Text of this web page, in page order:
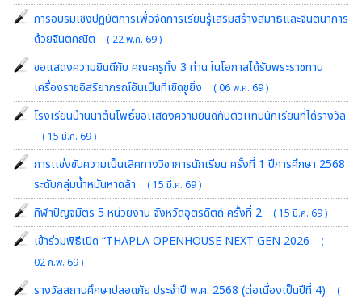
การอบรมเชิงปฏิบัติการเพื่อจัดการเรียนรู้เสริมสร้างสมาธิและจินตนาการ
ด้วยจินตคณิต
( 22 พ.ค. 69 )
ขอแสดงความยินดีกับ คณะครูทั้ง 3 ท่าน ในโอกาสได้รับพระราชทาน
เครื่องราชอิสริยาภรณ์อันเป็นที่เชิดชูยิ่ง
( 06 พ.ค. 69 )
โรงเรียนบ้านนาต้นโพธิ์ขอเเสดงความยินดีกับตัวเเทนนักเรียนที่ได้รางวัล
( 15 มี.ค. 69 )
การเเข่งขันความเป็นเลิศทางวิชาการนักเรียน ครั้งที่ 1 ปีการศึกษา 2568
ระดับกลุ่มน้ำหมันหาดล้า
( 15 มี.ค. 69 )
กีฬาปัญจมิตร 5 หน่วยงาน จังหวัดอุตรดิตถ์ ครั้งที่ 2 ( 15 มี.ค. 69 )
เข้าร่วมพิธีเปิด “THAPLA OPENHOUSE NEXT GEN 2026
(
02 ก.พ. 69 )
รางวัลสถานศึกษาปลอดภัย ประจำปี พ.ศ. 2568 (ต่อเนื่องเป็นปีที่ 4)
(